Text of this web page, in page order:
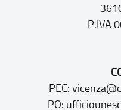
P.IVA
PEC:
PO: